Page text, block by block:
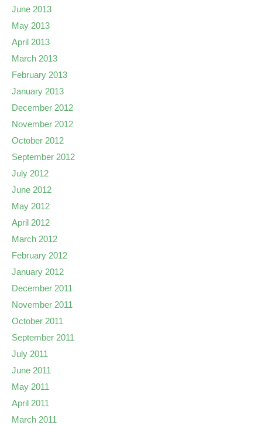
June 2013
May 2013
April 2013
March 2013
February 2013
January 2013
December 2012
November 2012
October 2012
September 2012
July 2012
June 2012
May 2012
April 2012
March 2012
February 2012
January 2012
December 2011
November 2011
October 2011
September 2011
July 2011
June 2011
May 2011
April 2011
March 2011